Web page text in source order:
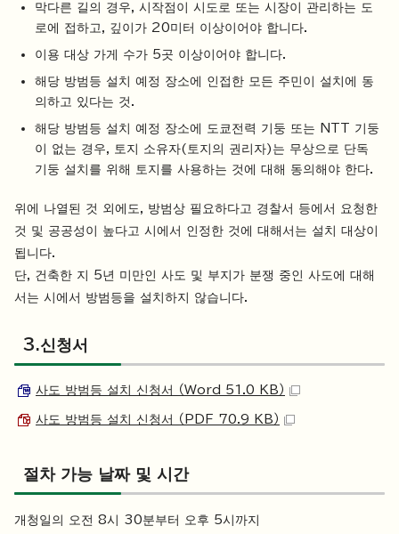
막다른 길의 경우, 시작점이 시도로 또는 시장이 관리하는 도
로에 접하고, 깊이가 20미터 이상이어야 합니다.
이용 대상 가게 수가 5곳 이상이어야 합니다.
해당 방범등 설치 예정 장소에 인접한 모든 주민이 설치에 동
의하고 있다는 것.
해당 방범등 설치 예정 장소에 도쿄전력 기둥 또는 NTT 기둥
이 없는 경우, 토지 소유자(토지의 권리자)는 무상으로 단독
기둥 설치를 위해 토지를 사용하는 것에 대해 동의해야 한다.
위에 나열된 것 외에도, 방범상 필요하다고 경찰서 등에서 요청한
것 및 공공성이 높다고 시에서 인정한 것에 대해서는 설치 대상이
됩니다.
단, 건축한 지 5년 미만인 사도 및 부지가 분쟁 중인 사도에 대해
서는 시에서 방범등을 설치하지 않습니다.
3.신청서
사도 방범등 설치 신청서 （Word 51.0 KB）
사도 방범등 설치 신청서 （PDF 70.9 KB）
절차 가능 날짜 및 시간
개청일의 오전 8시 30분부터 오후 5시까지